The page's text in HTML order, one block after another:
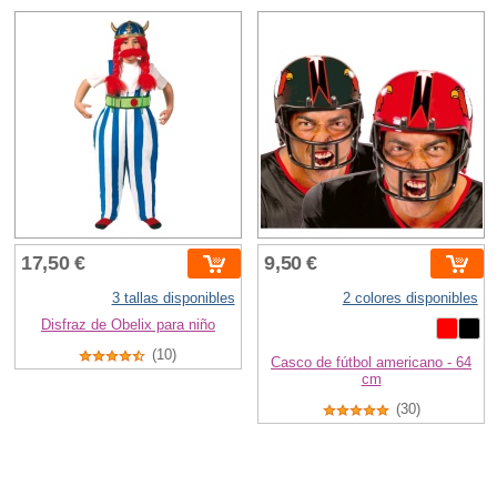
17,50 €
3 tallas disponibles
Disfraz de Obelix para niño
(10)
9,50 €
2 colores disponibles
Casco de fútbol americano - 64
cm
(30)